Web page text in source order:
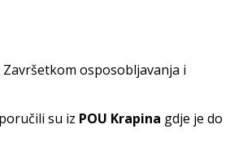
osposobljavanja i
su iz POU Krapina gdje je do